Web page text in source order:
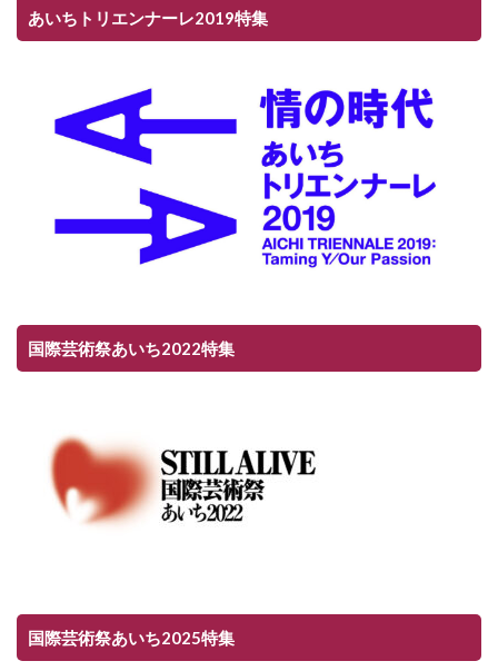
あいちトリエンナーレ2019特集
国際芸術祭あいち2022特集
国際芸術祭あいち2025特集